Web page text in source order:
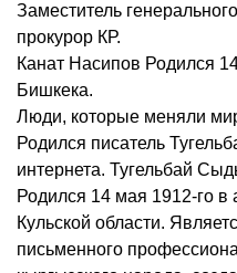
Заместитель
прокурор КР.
Канат Насипов Родился
Бишкека.
Люди, которые меняли
Родился писатель
интернета. Тугельбай
Родился 14 мая 1912-го
Кульской области.
письменного